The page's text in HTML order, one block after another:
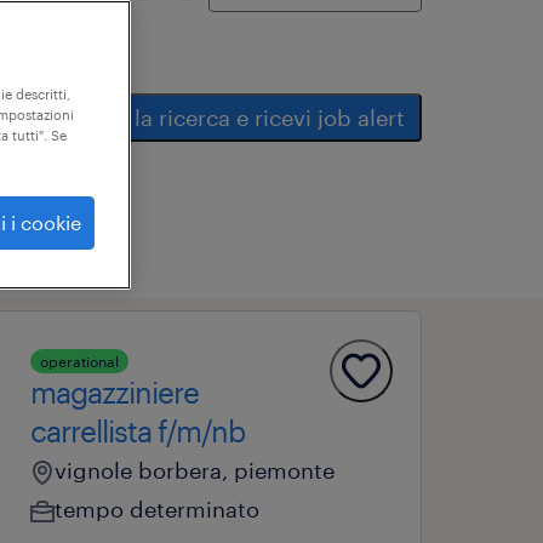
salva la ricerca e ricevi job alert
operational
magazziniere
carrellista f/m/nb
vignole borbera, piemonte
tempo determinato
descritti,
tutti". Se
i cookie